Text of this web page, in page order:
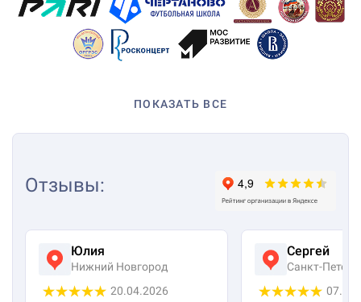
ПОКАЗАТЬ ВСЕ
Отзывы:
Юлия
Нижний Новгород
20.04.2026
Сергей
Санкт-